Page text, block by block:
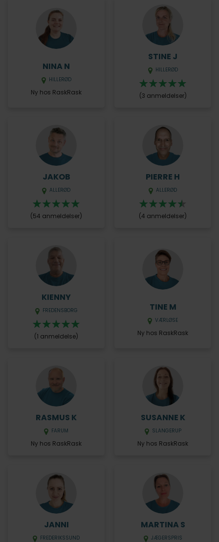
NINA N
HILLERØD
Ny hos RaskRask
STINE J
HILLERØD
(3 anmeldelser)
JAKOB
ALLERØD
(54 anmeldelser)
PIERRE H
ALLERØD
(4 anmeldelser)
KIENNY
FREDENSBORG
(1 anmeldelse)
TINE M
VÆRLØSE
Ny hos RaskRask
RASMUS K
FARUM
Ny hos RaskRask
SUSANNE K
SLANGERUP
Ny hos RaskRask
JANNI
FREDERIKSSUND
MARTINA S
JÆGERSPRIS